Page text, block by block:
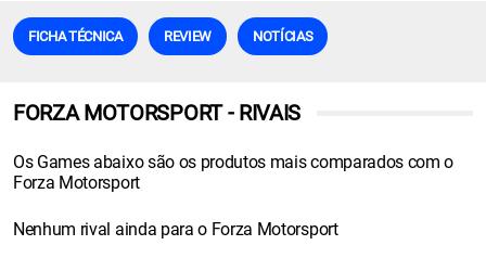
FICHA TÉCNICA REVIEW NOTÍCIAS
FORZA MOTORSPORT - RIVAIS
Os Games abaixo são os produtos mais comparados com o
Forza Motorsport
Nenhum rival ainda para o Forza Motorsport